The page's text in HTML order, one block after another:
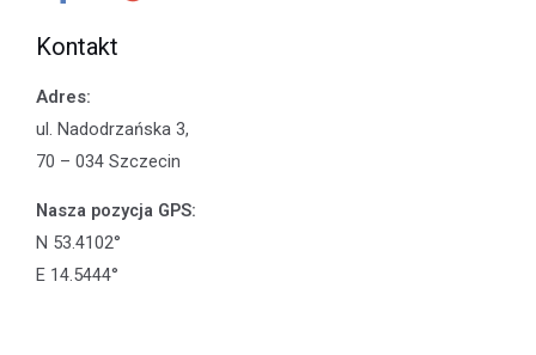
Kontakt
Adres:
ul. Nadodrzańska 3,
70 – 034 Szczecin
Nasza pozycja GPS:
N 53.4102°
E 14.5444°